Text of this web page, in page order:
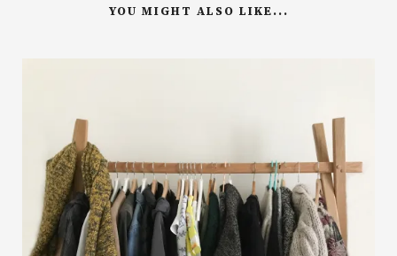
YOU MIGHT ALSO LIKE...